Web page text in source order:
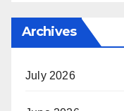
Archives
July 2026